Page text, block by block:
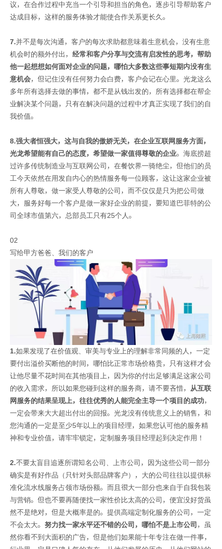
议，在合作过程中充当一个引导和担当的角色，逐步引导帮助客户
达成目标，这样的服务体验才能使合作关系更长久。
7. 并不是每次沟通，客户的每次求助都意味着生意机会，没有生意
机会时的额外付出， 经常和客户分享与交流有启发性的思考，帮助
他一起想想如何面对企业的问题，哪怕大多数这些事短期内没有生
意机会，但记住没有任何努力会白费，客户会记在心里。光龙这么
多年所有选择去做的事情，都不是从钱出发的，所有选择都在帮企
业解决某个问题，只有在解决问题的过程中才真正实现了我们的自
我价值。
8. 强大者恒强大，这与自我的傲娇无关，在企业互联网服务方面，
光龙希望能有自己的态度，希望做一家值得尊敬的企业。海底捞超
过许多传统制造业与互联网公司，在餐饮界一骑绝尘，但他们的员
工今天依然在用发自内心的热情服务每一位顾客，这让这家企业被
所有人尊敬，做一家受人尊敬的公司，而不仅仅是只为把公司做
大，服务好每一个客户是做一家好企业的前提，要知道巴菲特的公
司全球市值第六，总部员工只有25个人。
02
写给甲方爸爸、我们的客户
1.如果发现了在价值观、审美与专业上的理解非常同频的人，一定
要付出溢价买断他的时间，哪怕比正常市场价格贵，只有这样才会
让他尽量不花时间在其他项目上，因为你的付出足够满足这家公司
的收入需求，所以如果您碰到这样的服务商，请不要吝惜， 从互联
网服务的结果呈现上，往往优秀的人能完全主导一个项目的成功，
一定会带来大大超出付出的回报。光龙没有传统意义上的销售，和
您沟通的一定是至少5年以上的项目经理，如果您认可他的服务精
神和专业价值，请牢牢锁定，定制服务项目经理起到决定作用！
2.不要太盲目追逐所谓知名公司、上市公司，因为这些公司一部分
确实是有好作品（只针对头部品牌客户），大的公司往往以提供标
准化流水线服务占领市场份额。而且很大一部分也来自于自我包装
与营销。但也不要再随便找一家性价比太高的公司，便宜没好货虽
然不是绝对，但是大概率是的。提供高端定制化服务的公司，一定
不会太大。 努力找一家水平还不错的公司，哪怕不是上市公司 ，虽
然你看不到大面积的广告，但是他们如果能十年专注在做一件事，